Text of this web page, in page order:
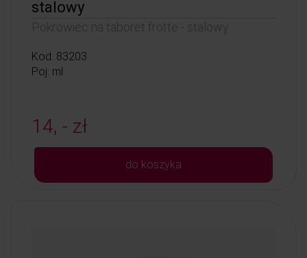
stalowy
Pokrowiec na taboret frotte - stalowy
Kod: 83203
Poj: ml
14, - zł
do koszyka